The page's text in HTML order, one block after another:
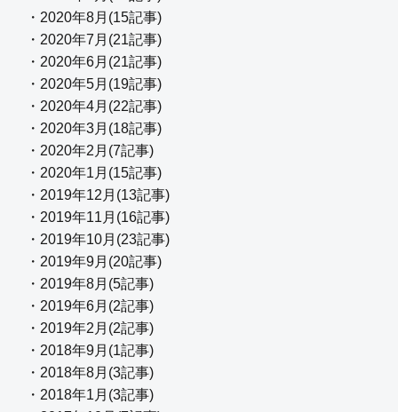
・2020年8月(15記事)
・2020年7月(21記事)
・2020年6月(21記事)
・2020年5月(19記事)
・2020年4月(22記事)
・2020年3月(18記事)
・2020年2月(7記事)
・2020年1月(15記事)
・2019年12月(13記事)
・2019年11月(16記事)
・2019年10月(23記事)
・2019年9月(20記事)
・2019年8月(5記事)
・2019年6月(2記事)
・2019年2月(2記事)
・2018年9月(1記事)
・2018年8月(3記事)
・2018年1月(3記事)